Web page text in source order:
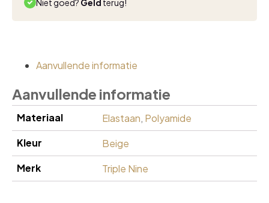
Niet goed? Geld terug!
Aanvullende informatie
Aanvullende informatie
Materiaal Elastaan, Polyamide
Kleur
Beige
Merk
Triple Nine